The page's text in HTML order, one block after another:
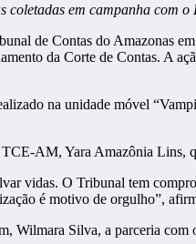
coletadas em campanha com o
de Contas do Amazonas
da Corte de Contas. A
na unidade móvel
AM, Yara Amazônia Lins,
vidas. O Tribunal tem
é motivo de orgulho”,
Wilmara Silva, a parceria